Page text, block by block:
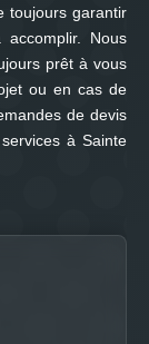
toujours garantir
Nous
prêt à vous
ou en cas de
de devis
à Sainte